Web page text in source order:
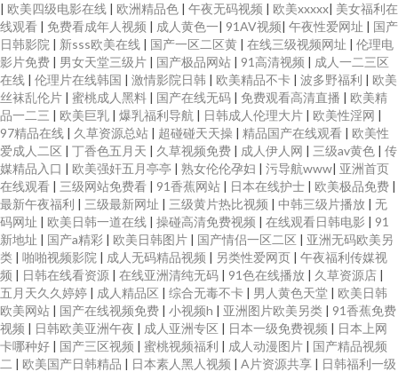
| 欧美四级电影在线 | 欧洲精品色 | 午夜无码视频 | 欧美xxxxx| 美女福利在
线观看 | 免费看成年人视频 | 成人黄色一| 91AV视频| 午夜性爱网址 | 国产
日韩影院 | 新sss欧美在线 | 国产一区二区黄 | 在线三级视频网址 | 伦理电
影片免费 | 男女天堂三级片 | 国产极品网站 | 91高清视频 | 成人一二三区
在线 | 伦理片在线韩国 | 激情影院日韩 | 欧美精品不卡 | 波多野福利 | 欧美
丝袜乱伦片 | 蜜桃成人黑料 | 国产在线无码 | 免费观看高清直播 | 欧美精
品一二三 | 欧美巨乳 | 爆乳福利导航 | 日韩成人伦理大片 | 欧美性淫网 |
97精品在线 | 久草资源总站 | 超碰碰天天操 | 精品国产在线观看 | 欧美性
爱成人二区 | 丁香色五月天 | 久草视频免费 | 成人伊人网 | 三级av黄色 | 传
媒精品入口 | 欧美强奸五月亭亭 | 熟女伦伦孕妇 | 污导航www| 亚洲首页
在线观看 | 三级网站免费看 | 91香蕉网站 | 日本在线护士 | 欧美极品免费 |
最新午夜福利 | 三级最新网址 | 三级黄片热比视频 | 中韩三级片播放 | 无
码网址 | 欧美日韩一道在线 | 操碰高清免费视频 | 在线观看日韩电影 | 91
新地址 | 国产a精彩 | 欧美日韩图片 | 国产情侣一区二区 | 亚洲无码欧美另
类 | 啪啪视频影院 | 成人无码精品视频 | 另类性爱网页 | 午夜福利传媒视
频 | 日韩在线看资源 | 在线亚洲清纯无码 | 91色在线播放 | 久草资源店 |
五月天久久婷婷 | 成人精品区 | 综合无毒不卡 | 男人黄色天堂 | 欧美日韩
欧美网站 | 国产在线视频免费 | 小视频h | 亚洲图片欧美另类 | 91香蕉免费
视频 | 日韩欧美亚洲午夜 | 成人亚洲专区 | 日本一级免费视频 | 日本上网
卡哪种好 | 国产三区视频 | 蜜桃视频福利 | 成人动漫图片 | 国产精品视频
二 | 欧美国产日韩精品 | 日本素人黑人视频 | A片资源共享 | 日韩福利一级